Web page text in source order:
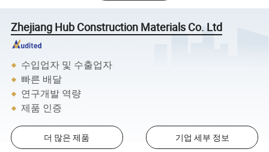
Zhejiang Hub Construction Materials Co. Ltd
수입업자 및 수출업자
빠른 배달
연구개발 역량
제품 인증
더 많은 제품 기업 세부 정보